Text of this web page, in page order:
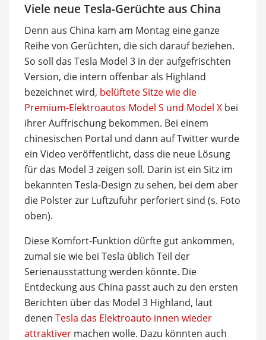
Viele neue Tesla-Gerüchte aus China
Denn aus China kam am Montag eine ganze
Reihe von Gerüchten, die sich darauf beziehen.
So soll das Tesla Model 3 in der aufgefrischten
Version, die intern offenbar als Highland
bezeichnet wird, belüftete Sitze wie die
Premium-Elektroautos Model S und Model Xbei
ihrer Auffrischung bekommen. Bei einem
chinesischen Portal und dann auf Twitter wurde
ein Video veröffentlicht, dass die neue Lösung
für das Model 3 zeigen soll. Darin ist ein Sitz im
bekannten Tesla-Design zu sehen, bei dem aber
die Polster zur Luftzufuhr perforiert sind (s. Foto
oben).
Diese Komfort-Funktion dürfte gut ankommen,
zumal sie wie bei Tesla üblich Teil der
Serienausstattung werden könnte. Die
Entdeckung aus China passt auch zu den ersten
Berichten über das Model 3 Highland, laut
denen Tesla das Elektroauto innen wieder
attraktivermachen wolle. Dazu könnten auch